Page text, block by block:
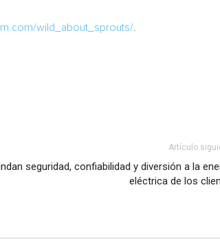
wild_about_sprouts/
Artículo
seguridad, confiabilidad y diversión a la
eléctrica de los